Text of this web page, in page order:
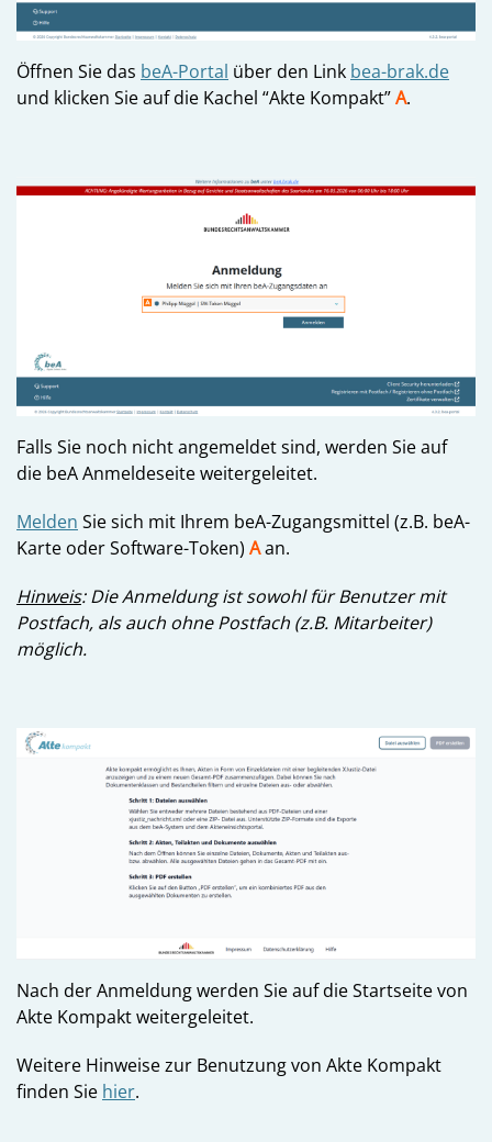
Öffnen Sie das beA-Portal über den Link bea-brak.de
und klicken Sie auf die Kachel “Akte Kompakt”A.
Falls Sie noch nicht angemeldet sind, werden Sie auf
die beA Anmeldeseite weitergeleitet.
Melden Sie sich mit Ihrem beA-Zugangsmittel (z.B. beA-
Karte oder Software-Token) Aan.
Hinweis: Die Anmeldung ist sowohl für Benutzer mit
Postfach, als auch ohne Postfach (z.B. Mitarbeiter)
möglich.
Nach der Anmeldung werden Sie auf die Startseite von
Akte Kompakt weitergeleitet.
Weitere Hinweise zur Benutzung von Akte Kompakt
finden Sie hier.